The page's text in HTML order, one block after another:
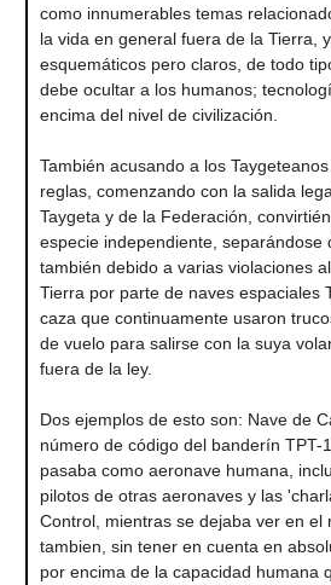
como innumerables temas
la vida en general fuera de la Tierra,
esquemáticos pero claros, de todo
debe ocultar a los humanos;
encima del nivel de civilización.
También acusando a los
reglas, comenzando con la salida
Taygeta y de la Federación,
especie independiente, separándose
también debido a varias violaciones
Tierra por parte de naves espaciales
caza que continuamente usaron
de vuelo para salirse con la suya
fuera de la ley.
Dos ejemplos de esto son: Nave de
número de código del banderín TPT-
pasaba como aeronave humana,
pilotos de otras aeronaves y las
Control, mientras se dejaba ver en el
tambien, sin tener en cuenta en
por encima de la capacidad humana